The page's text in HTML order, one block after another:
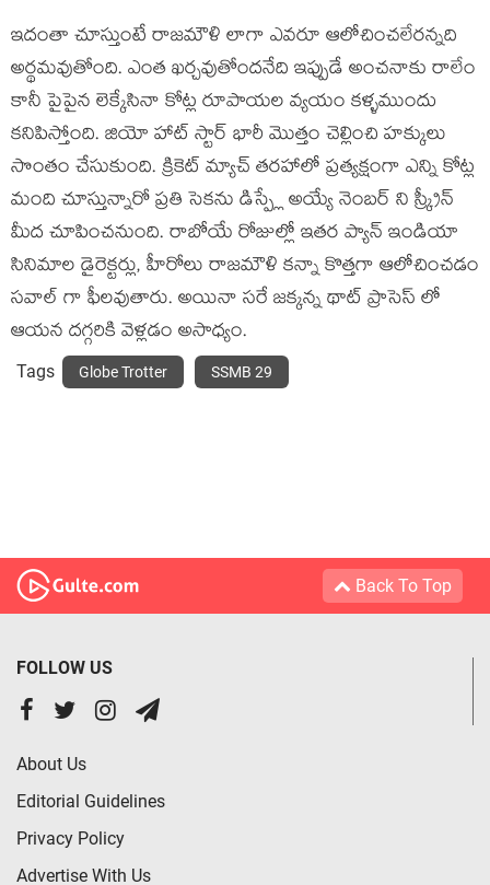
ఇదంతా చూస్తుంటే రాజమౌళి లాగా ఎవరూ ఆలోచించలేరన్నది
అర్థమవుతోంది. ఎంత ఖర్చవుతోందనేది ఇప్పుడే అంచనాకు రాలేం
కానీ పైపైన లెక్కేసినా కోట్ల రూపాయల వ్యయం కళ్ళముందు
కనిపిస్తోంది. జియో హాట్ స్టార్ భారీ మొత్తం చెల్లించి హక్కులు
సొంతం చేసుకుంది. క్రికెట్ మ్యాచ్ తరహాలో ప్రత్యక్షంగా ఎన్ని కోట్ల
మంది చూస్తున్నారో ప్రతి సెకను డిస్ప్లే అయ్యే నెంబర్ ని స్క్రీన్
మీద చూపించనుంది. రాబోయే రోజుల్లో ఇతర ప్యాన్ ఇండియా
సినిమాల డైరెక్టర్లు, హీరోలు రాజమౌళి కన్నా కొత్తగా ఆలోచించడం
సవాల్ గా ఫీలవుతారు. అయినా సరే జక్కన్న థాట్ ప్రాసెస్ లో
ఆయన దగ్గరికి వెళ్లడం అసాధ్యం.
Tags Globe Trotter SSMB 29
Back To Top
FOLLOW US
About Us
Editorial Guidelines
Privacy Policy
Advertise With Us